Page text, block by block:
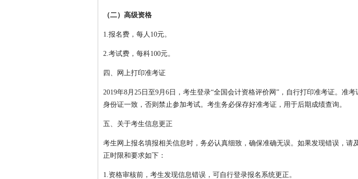
（二）高级资格
1.报名费，每人10元。
2.考试费，每科100元。
四、网上打印准考证
2019年8月25日至9月6日，考生登录“全国会计资格评价网”，自行打印准考证。准
身份证一致，否则禁止参加考试。考生务必保存好准考证，用于后期成绩查询。
五、关于考生信息更正
考生网上报名填报相关信息时，务必认真细致，确保准确无误。如果发现错误，请
正时限和要求如下：
1.资格审核前，考生发现信息错误，可自行登录报名系统更正。